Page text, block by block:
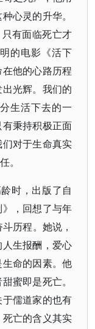
心灵的升华。
有面临死亡才
的电影《活下
他的心路历程
光辉。我们的
生活下去的一
秉持积极正面
对于生命真实
。
时，出版了自
，回想了与年
历程。她说，
生报酬，爱心
命的因素。他
蜜即是死亡。
儒道家的也有
亡的含义其实